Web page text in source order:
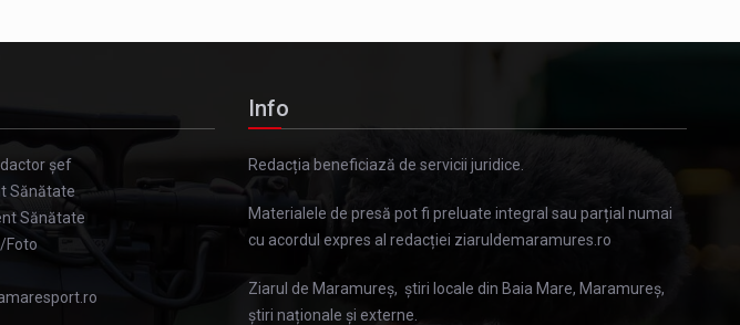
șef
Sănătate
Sănătate
Foto
Info
Redacția beneficiază de servicii juridice.
Materialele de presă pot fi preluate integral sau parțial numai
cu acordul expres al redacției ziaruldemaramures.ro
Ziarul de Maramureș, știri locale din Baia Mare, Maramureș,
știri naționale și externe.